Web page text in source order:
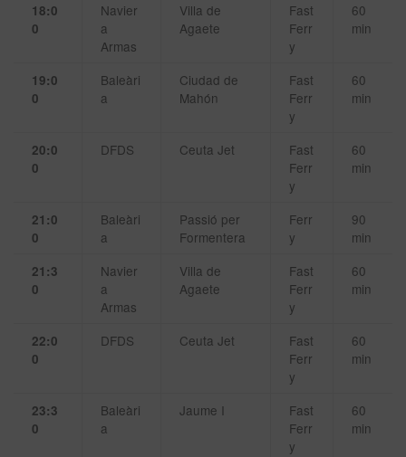
18:0
0
Navier
a
Armas
Villa de
Agaete
Fast
Ferr
y
60
min
19:0
0
Baleàri
a
Ciudad de
Mahón
Fast
Ferr
y
60
min
20:0
0
DFDS Ceuta Jet
Fast
Ferr
y
60
min
21:0
0
Baleàri
a
Passió per
Formentera
Ferr
y
90
min
21:3
0
Navier
a
Armas
Villa de
Agaete
Fast
Ferr
y
60
min
22:0
0
DFDS Ceuta Jet
Fast
Ferr
y
60
min
23:3
0
Baleàri
a
Jaume I
Fast
Ferr
y
60
min